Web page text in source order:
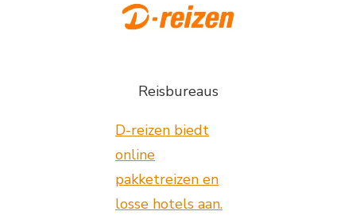
Reisbureaus
D-reizen biedt
online
pakketreizen en
losse hotels aan.